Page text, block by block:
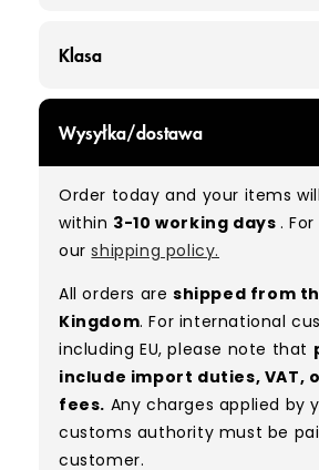
Klasa
you can expect a mix of items
good condition. Some will be
others will show signs of wear.
ratio between Grade A and
included in our bales due to
used/vintage clothing.
Typical mix:A 80% B 20%
Wysyłka/dostawa
Order today and your items
within 3-10 working days.
ourshipping policy.
All orders are shipped from
Kingdom. For international
including EU, please note that
include import duties, VAT,
fees. Any charges applied by
customs authority must be
customer.